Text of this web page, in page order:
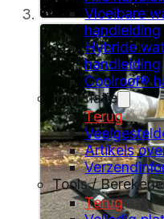
Vloeibare
handleiding
Hybride
handleiding
Coolroof®
Informatie
Terug
Artikels
Tools /
Terug